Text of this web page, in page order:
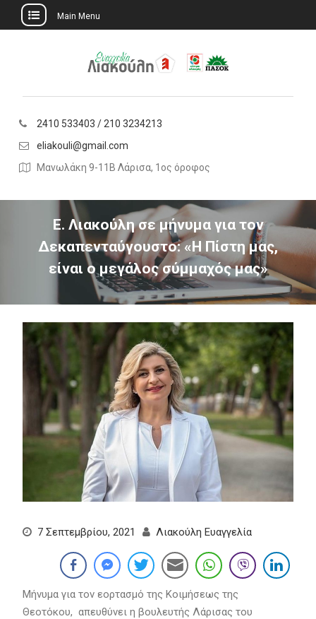
Main Menu
2410 533403 / 210 3234213
eliakouli@gmail.com
Μανωλάκη 9-11Β Λάρισα, 1ος όροφος
Ε. Λιακούλη σε μήνυμα για τον
Δεκαπενταύγουστο: «Η Πίστη μας,
είναι ο μεγάλος σύμμαχός μας»
7 Σεπτεμβρίου, 2021 Λιακούλη Ευαγγελία
Μήνυμα για τον εορτασμό της Κοιμήσεως της
Θεοτόκου, απευθύνει η βουλευτής Λάρισας του